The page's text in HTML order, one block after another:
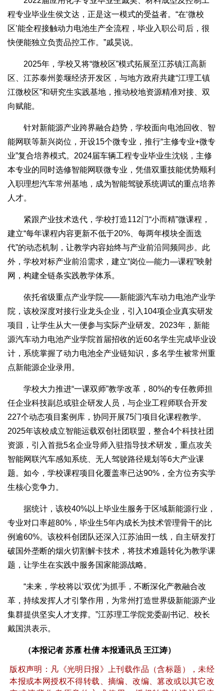
程专业毕业生侯文达，正是这一模式的受益者。“在‘微校
区’能全程接触动力电池生产全流程，毕业入职公司后，很
快便能独立负责品控工作。”戚昊说。
2025年，学校又将“微校区”模式拓展至江苏镇江高新
区、江苏泰州姜堰经济开发区，与地方政府共建“江理工镇
江微校区”和研究生实践基地，推动校地资源精准对接、双
向赋能。
针对新能源产业跨界融合趋势，学校面向电池回收、智
能网联等新兴岗位，开设15个微专业，推行“主修专业+微专
业”复合培养模式。2024届车辆工程专业毕业生沈锐，主修
本专业的同时选修智能网联微专业，凭借双重技能优势顺利
入职理想汽车常州基地，成为智能驾驶系统调试的重点培养
人才。
紧跟产业技术迭代，学校打造112门“小而精”微课程，
建立“每年课程内容更新不低于20%、每两年模块全面迭
代”的动态机制，让教学内容始终与产业前沿同频同步。此
外，学校对标产业前沿需求，建立“岗位—能力—课程”映射
网，构建全链条实践教学体系。
依托省级重点产业学院——新能源汽车动力电池产业学
院，该校深度对接行业龙头企业，引入104项企业真实研发
项目，让学生从大一便参与实际产业研发。2023年，新能
源汽车动力电池产业学院首届招收的近60名学生完成毕业设
计，系统掌握了动力电池全产业链知识，多名学生被常州重
点新能源企业录用。
学校大力推进“一课双师”教学改革，80%的专任教师担
任企业科技副总或驻企研发人员，与企业工程师联合开发
227个动态项目案例库，协同开展75门项目化课程教学。
2025年该校成立智能运载双创社团联盟，整合4个科技社团
资源，引入首批5名企业导师入驻指导技术研发，重点攻关
智能网联汽车感知系统、无人驾驶路径规划等6大产业课
题。如今，学校课程项目化覆盖率已达90%，全方位夯实学
生核心竞争力。
据统计，该校40%以上毕业生服务于区域新能源行业，
专业对口率超80%，毕业生5年内成长为技术管理骨干的比
例逾60%。该校科创团队还深入江苏油田一线，自主研发打
破国外垄断的烟火切割解卡技术，将技术难题转化为教学课
题，让学生在实践中服务国家能源战略。
“未来，学校将以‘双优’为抓手，不断深化产教融合改
革，持续发挥人才引擎作用，为常州打造世界级新能源产业
集群提供坚实人才支撑。”江苏理工学院党委副书记、校长
戴国洪表示。
（本报记者 苏雁 杜倩 本报通讯员 王江涛）
版权声明：凡《光明日报》上刊载作品（含标题），未经
本报或本网授权不得转载、摘编、改编、篡改或以其它改